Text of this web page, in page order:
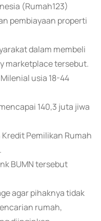
(Rumah123)
pembiayaan properti
dalam membeli
marketplace tersebut.
usia 18-44
140,3 juta jiwa
Pemilikan Rumah
BUMN tersebut
agar pihaknya tidak
rumah,